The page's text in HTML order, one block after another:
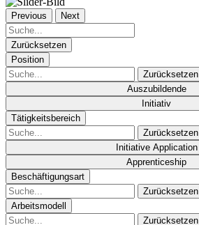
Previous Next
Zurücksetzen
Position
Zurücksetzen
Auszubildende
Initiativ
Tätigkeitsbereich
Zurücksetzen
Initiative Application
Apprenticeship
Beschäftigungsart
Zurücksetzen
Arbeitsmodell
Zurücksetzen